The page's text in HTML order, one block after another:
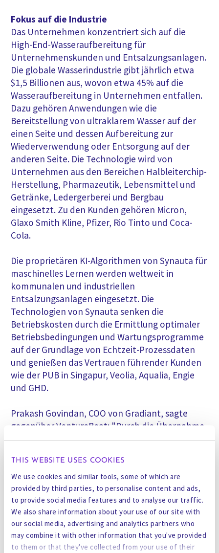
THIS WEBSITE USES COOKIES
We use cookies and similar tools, some of which are
provided by third parties, to personalise content and ads,
to provide social media features and to analyse our traffic.
We also share information about your use of our site with
our social media, advertising and analytics partners who
may combine it with other information that you've provided
to them or that they've collected from your use of their
Fokus auf die Industrie
Das Unternehmen konzentriert sich auf die
High-End-Wasseraufbereitung für
Unternehmenskunden und Entsalzungsanlagen.
Die globale Wasserindustrie gibt jährlich etwa
$1,5 Billionen aus, wovon etwa 45% auf die
Wasseraufbereitung in Unternehmen entfallen.
Dazu gehören Anwendungen wie die
Bereitstellung von ultraklarem Wasser auf der
einen Seite und dessen Aufbereitung zur
Wiederverwendung oder Entsorgung auf der
anderen Seite. Die Technologie wird von
Unternehmen aus den Bereichen Halbleiterchip-
Herstellung, Pharmazeutik, Lebensmittel und
Getränke, Ledergerberei und Bergbau
eingesetzt. Zu den Kunden gehören Micron,
Glaxo Smith Kline, Pfizer, Rio Tinto und Coca-
Cola.
Die proprietären KI-Algorithmen von Synauta für
maschinelles Lernen werden weltweit in
kommunalen und industriellen
Entsalzungsanlagen eingesetzt. Die
Technologien von Synauta senken die
Betriebskosten durch die Ermittlung optimaler
Betriebsbedingungen und Wartungsprogramme
auf der Grundlage von Echtzeit-Prozessdaten
und genießen das Vertrauen führender Kunden
wie der PUB in Singapur, Veolia, Aqualia, Engie
und GHD.
Prakash Govindan, COO von Gradiant, sagte
gegenüber VentureBeat: "Durch die Übernahme
von Synauta mit ihrer Daten- und
ihrer jahrelangen Erfahrung und ihren
Algorithmen zu profitieren, die sie aus der Arbeit
an Hunderten von Anlagen weltweit gelernt
haben."
Effizienzsteigerung durch digitales Wasser
Govindan sagte, dass die digitale Wasseranalyse